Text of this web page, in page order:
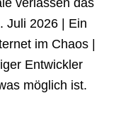
Juli 2026 | Ein
im Chaos |
Entwickler
möglich ist.